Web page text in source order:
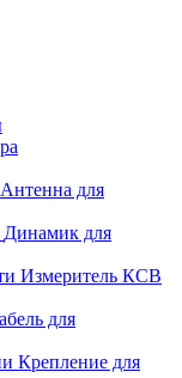
Антенна для
Динамик для
Измеритель КСВ
для
Крепление для